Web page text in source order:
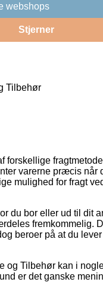
webshops
Stjerner
Tilbehør
forskellige
varerne præcis når
mulighed for fragt
du bor eller ud til dit
fremkommelig.
beroer på at du
og Tilbehør kan i
er det ganske